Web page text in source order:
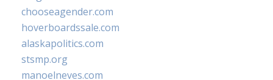
chooseagender.com
hoverboardssale.com
alaskapolitics.com
stsmp.org
manoelneves.com